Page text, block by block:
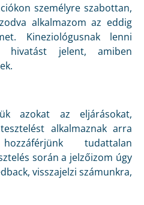
személyre szabottan,
alkalmazom az eddig
Kineziológusnak lenni
hivatást jelent, amiben
azokat az eljárásokat,
alkalmaznak arra
tudattalan
során a jelzőizom úgy
visszajelzi számunkra,